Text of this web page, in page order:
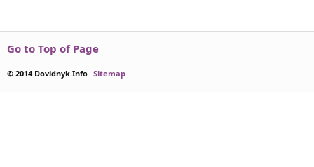
Go to Top of Page
© 2014 Dovidnyk.Info Sitemap